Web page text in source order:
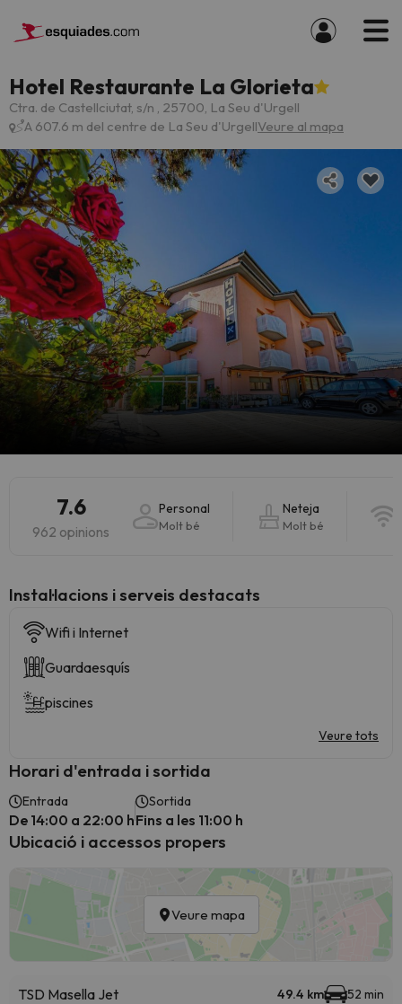
Hotel Restaurante La Glorieta
Ctra. de Castellciutat, s/n , 25700, La Seu d'Urgell
A 607.6 m del centre de La Seu d'UrgellVeure al mapa
7.6
962 opinions
Personal
Molt bé
Neteja
Molt bé
Instal·lacions i serveis destacats
Wifi i Internet
Guardaesquís
piscines
Veure tots
Horari d'entrada i sortida
Entrada
De 14:00 a 22:00 h
Sortida
Fins a les 11:00 h
Ubicació i accessos propers
Veure mapa
TSD Masella Jet 49.4 km 52 min